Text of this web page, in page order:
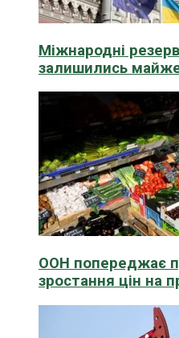
Міжнародні
залишились
ООН попереджає
зростання цін на